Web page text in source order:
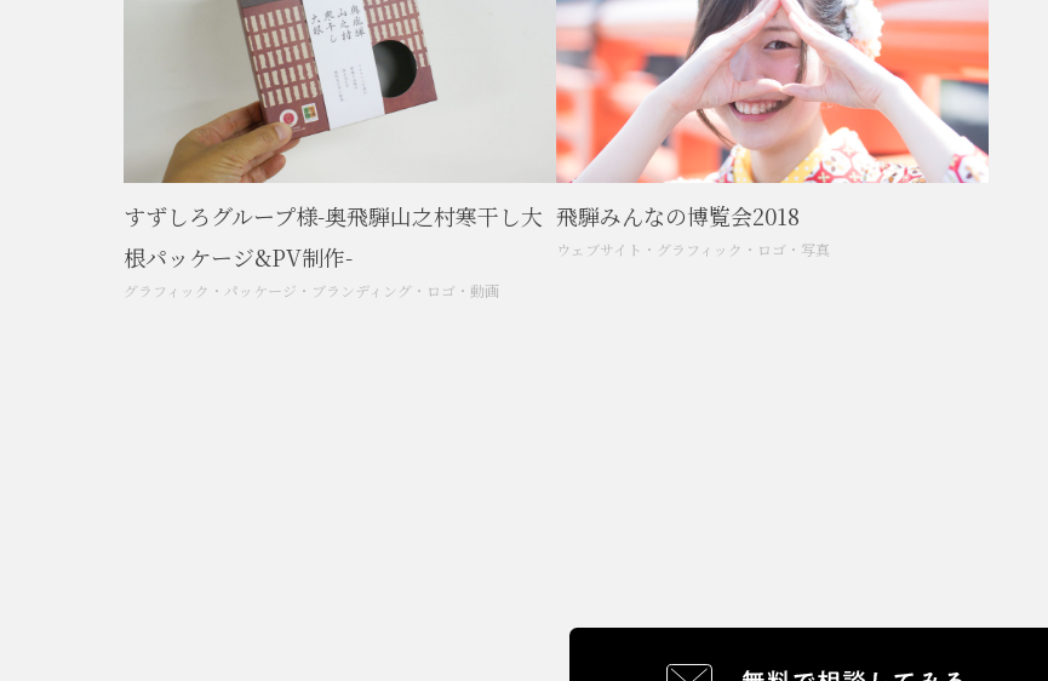
すずしろグループ様-奥飛騨山之村寒干し大
根パッケージ&PV制作-
グラフィック ・ パッケージ ・ ブランディング ・ ロゴ ・ 動画
飛騨みんなの博覧会2018
ウェブサイト ・ グラフィック ・ ロゴ ・ 写真